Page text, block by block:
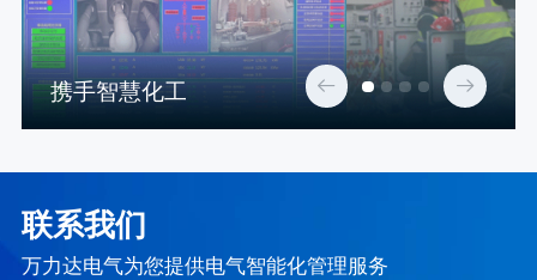
携手智慧化工
联系我们
万力达电气为您提供电气智能化管理服务